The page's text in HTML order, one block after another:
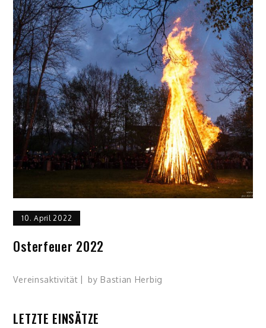
10. April 2022
Osterfeuer 2022
Vereinsaktivität by Bastian Herbig
LETZTE EINSÄTZE